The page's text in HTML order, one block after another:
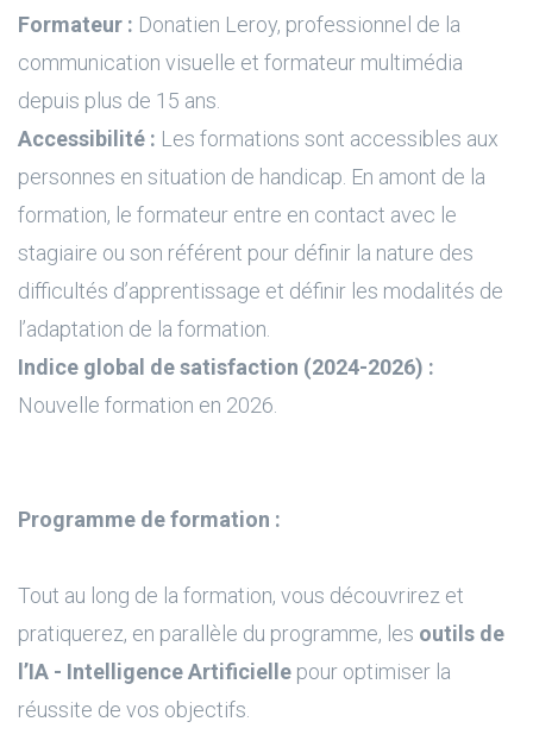
Formateur : Donatien Leroy, professionnel de la
communication visuelle et formateur multimédia
depuis plus de 15 ans.
Accessibilité : Les formations sont accessibles aux
personnes en situation de handicap. En amont de la
formation, le formateur entre en contact avec le
stagiaire ou son référent pour définir la nature des
difficultés d’apprentissage et définir les modalités de
l’adaptation de la formation.
Indice global de satisfaction (2024-2026) :
Nouvelle formation en 2026.
Programme de formation :
Tout au long de la formation, vous découvrirez et
pratiquerez, en parallèle du programme, les outils de
l’IA - Intelligence Artificielle pour optimiser la
réussite de vos objectifs.